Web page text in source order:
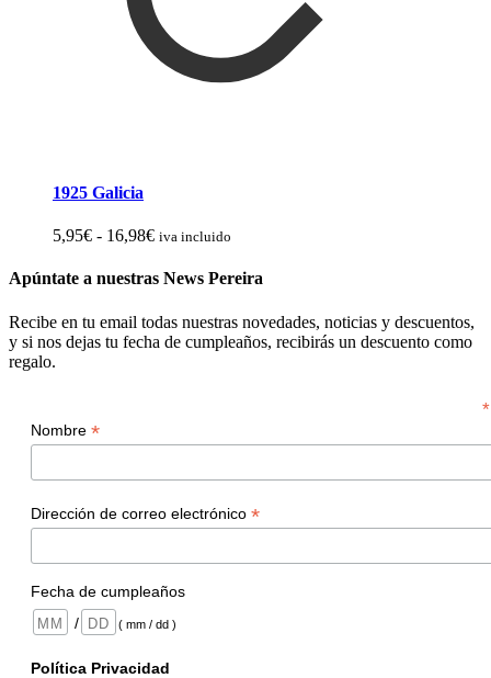
1925 Galicia
5,95€ - 16,98€Rango
precios:
5,95€
hasta
16,98€
iva incluido
Apúntate a nuestras News Pereira
Recibe en tu email todas nuestras novedades, noticias y descuentos,
y si nos dejas tu fecha de cumpleaños, recibirás un descuento como
regalo.
*
Nombre *
Dirección de correo electrónico *
Fecha de cumpleaños
/
( mm / dd )
Política Privacidad